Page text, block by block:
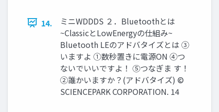
14.
ミニWDDDS ２．Bluetoothとは
~ClassicとLowEnergyの仕組み~
Bluetooth LEのアドバタイズとは ③
いますよ ①数秒置きに電源ON ④つ
ないでいいですよ！ ⑤つなぎま す！
②誰かいますか？(アドバタイズ) ©
SCIENCEPARK CORPORATION. 14